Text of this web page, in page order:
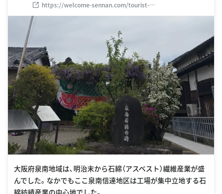
https://welcome-sennan.com/tourist-
spots/sennan_asbestos
大阪府泉南地域は、明治末から石綿（アスベスト）繊維産業が盛
んでした。なかでもここ泉南信達地区は工場が集中立地する石